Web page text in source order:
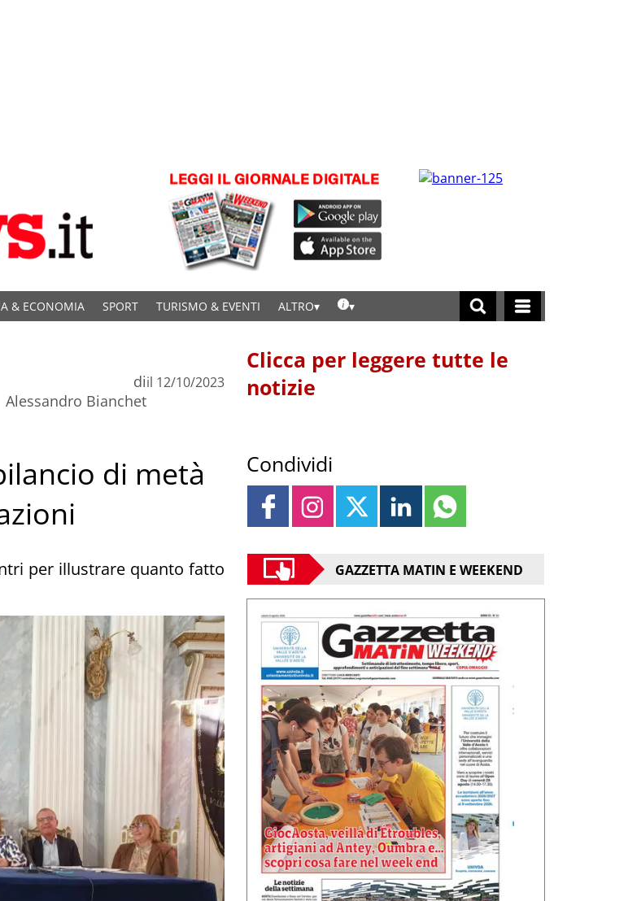
& ECONOMIA SPORT TURISMO & EVENTI ALTRO
di
Alessandro Bianchet
il 12/10/2023
di metà
per illustrare quanto fatto
Clicca per leggere tutte le
notizie
Condividi
GAZZETTA MATIN E WEEKEND